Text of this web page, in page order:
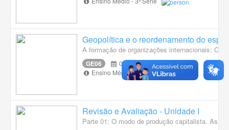
Geopolítica e o reordenamento do
A formação de organizações internacionais:
GE06 05/08/2026
Geografia
Ensino Médio - 3ª Série
Revisão e Avaliação - Unidade I
Parte 01: O modo de produção capitalista. As